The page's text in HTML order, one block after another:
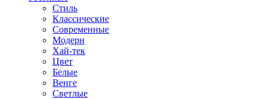
Стиль
Классические
Современные
Модерн
Хай-тек
Цвет
Белые
Венге
Светлые